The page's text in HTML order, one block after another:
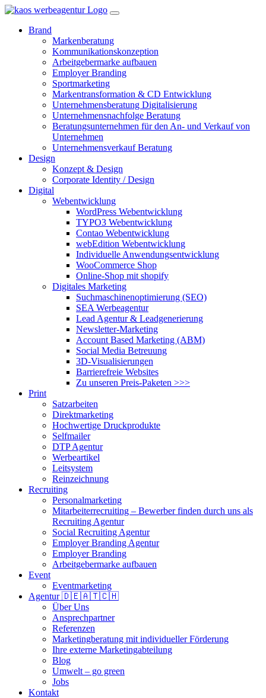
Brand
Markenberatung
Kommunikationskonzeption
Arbeitgebermarke aufbauen
Employer Branding
Sportmarketing
Markentransformation & CD Entwicklung
Unternehmensberatung Digitalisierung
Unternehmensnachfolge Beratung
Beratungsunternehmen für den An- und Verkauf von
Unternehmen
Unternehmensverkauf Beratung
Design
Konzept & Design
Corporate Identity / Design
Digital
Webentwicklung
WordPress Webentwicklung
TYPO3 Webentwicklung
Contao Webentwicklung
webEdition Webentwicklung
Individuelle Anwendungsentwicklung
WooCommerce Shop
Online-Shop mit shopify
Digitales Marketing
Suchmaschinenoptimierung (SEO)
SEA Werbeagentur
Lead Agentur & Leadgenerierung
Newsletter-Marketing
Account Based Marketing (ABM)
Social Media Betreuung
3D-Visualisierungen
Barrierefreie Websites
Zu unseren Preis-Paketen >>>
Print
Satzarbeiten
Direktmarketing
Hochwertige Druckprodukte
Selfmailer
DTP Agentur
Werbeartikel
Leitsystem
Reinzeichnung
Recruiting
Personalmarketing
Mitarbeiterrecruiting – Bewerber finden durch uns als
Recruiting Agentur
Social Recruiting Agentur
Employer Branding Agentur
Employer Branding
Arbeitgebermarke aufbauen
Event
Eventmarketing
Agentur 🇩🇪🇦🇹🇨🇭
Über Uns
Ansprechpartner
Referenzen
Marketingberatung mit individueller Förderung
Ihre externe Marketingabteilung
Blog
Umwelt – go green
Jobs
Kontakt